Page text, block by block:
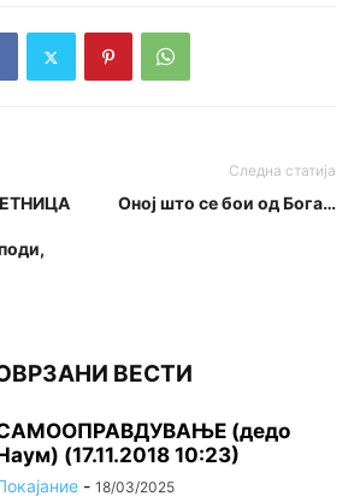
Следна статија
Оној што се бои од Бога…
ВЕСТИ
(дедо
(17.11.2018 10:23)
- 18/03/2025